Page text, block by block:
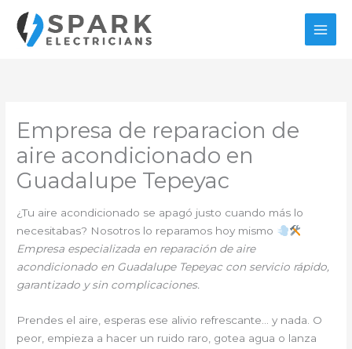
contenido
Empresa de reparacion de
aire acondicionado en
Guadalupe Tepeyac
¿Tu aire acondicionado se apagó justo cuando más lo
necesitabas? Nosotros lo reparamos hoy mismo
Empresa especializada en reparación de aire
acondicionado en Guadalupe Tepeyac con servicio rápido,
garantizado y sin complicaciones.
Prendes el aire, esperas ese alivio refrescante… y nada. O
peor, empieza a hacer un ruido raro, gotea agua o lanza